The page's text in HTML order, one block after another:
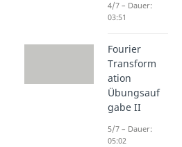
4/7 – Dauer:
03:51
Fourier
Transform
ation
Übungsauf
gabe II
5/7 – Dauer:
05:02